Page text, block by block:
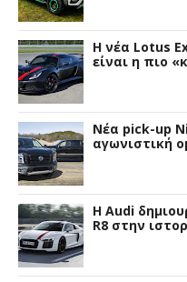
H νέα Lotus
είναι η πιο
Νέα pick-up
αγωνιστική
Η Audi
R8 στην